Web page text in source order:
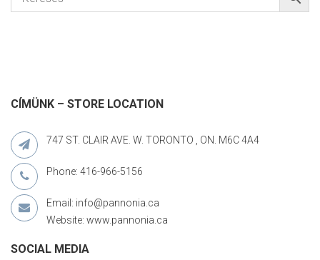
CÍMÜNK – STORE LOCATION
747 ST. CLAIR AVE. W. TORONTO , ON. M6C 4A4
Phone: 416-966-5156
Email: info@pannonia.ca
Website: www.pannonia.ca
SOCIAL MEDIA